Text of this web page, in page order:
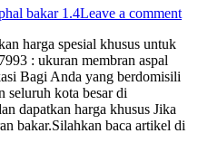
bakar 1.4Leave a comment
harga spesial khusus untuk
: ukuran membran aspal
Bagi Anda yang berdomisili
seluruh kota besar di
dapatkan harga khusus Jika
bakar.Silahkan baca artikel di